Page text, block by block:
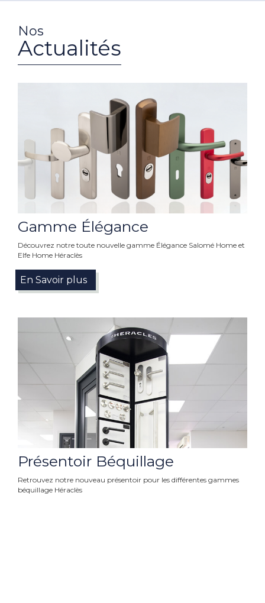
Nos
Actualités
Gamme Élégance
Découvrez notre toute nouvelle gamme Élégance Salomé Home et
Elfe Home Héraclès
En Savoir plus
Présentoir Béquillage
Retrouvez notre nouveau présentoir pour les différentes gammes
béquillage Héraclès